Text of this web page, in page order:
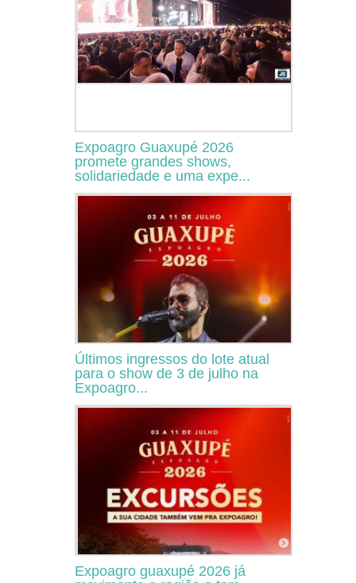
Expoagro Guaxupé 2026
promete grandes shows,
solidariedade e uma expe...
Últimos ingressos do lote atual
para o show de 3 de julho na
Expoagro...
Expoagro guaxupé 2026 já